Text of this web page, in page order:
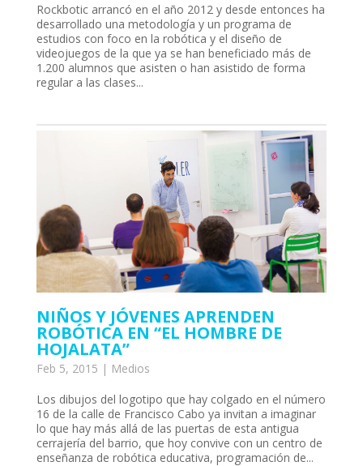
Rockbotic arrancó en el año 2012 y desde entonces ha
desarrollado una metodología y un programa de
estudios con foco en la robótica y el diseño de
videojuegos de la que ya se han beneficiado más de
1.200 alumnos que asisten o han asistido de forma
regular a las clases...
NIÑOS Y JÓVENES APRENDEN
ROBÓTICA EN “EL HOMBRE DE
HOJALATA”
Feb 5, 2015 | Medios
Los dibujos del logotipo que hay colgado en el número
16 de la calle de Francisco Cabo ya invitan a imaginar
lo que hay más allá de las puertas de esta antigua
cerrajería del barrio, que hoy convive con un centro de
enseñanza de robótica educativa, programación de...